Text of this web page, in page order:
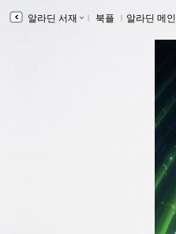
알라딘 서재 ｌ 북플 ｌ 알라딘 메인